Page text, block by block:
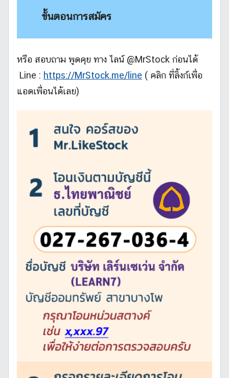
ขั้นตอนการสมัคร
หรือ สอบถาม พูดคุย ทาง ไลน์ @MrStock ก่อนได้
Line : https://MrStock.me/line ( คลิก ที่ลิ้งก์เพื่อ
แอดเพื่อนได้เลย)